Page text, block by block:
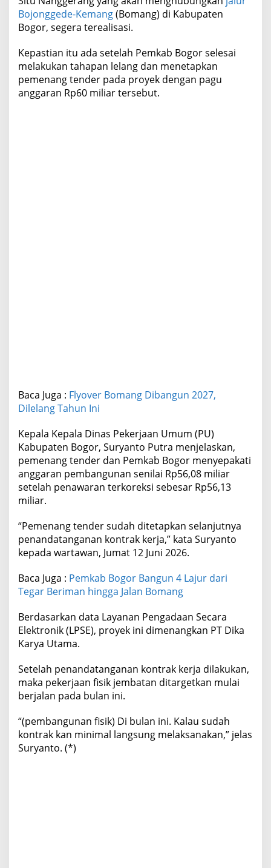
i
b
a
g
u
n
B
u
Bojonggede-Kemang(Bomang) di Kabupaten
Bogor, segera terealisasi.
Kepastian itu ada setelah Pemkab Bogor selesai
melakukan tahapan lelang dan menetapkan
pemenang tender pada proyek dengan pagu
anggaran Rp60 miliar tersebut.
Baca Juga : Flyover Bomang Dibangun 2027,
Dilelang Tahun Ini
Kepala Kepala Dinas Pekerjaan Umum (PU)
Kabupaten Bogor, Suryanto Putra menjelaskan,
pemenang tender dan Pemkab Bogor menyepakati
anggaran pembangunan senilai Rp56,08 miliar
setelah penawaran terkoreksi sebesar Rp56,13
miliar.
“Pemenang tender sudah ditetapkan selanjutnya
penandatanganan kontrak kerja,” kata Suryanto
kepada wartawan, Jumat 12 Juni 2026.
Baca Juga : Pemkab Bogor Bangun 4 Lajur dari
Tegar Beriman hingga Jalan Bomang
Berdasarkan data Layanan Pengadaan Secara
Elektronik (LPSE), proyek ini dimenangkan PT Dika
Karya Utama.
Setelah penandatanganan kontrak kerja dilakukan,
maka pekerjaan fisik jembatan ditargetkan mulai
berjalan pada bulan ini.
“(pembangunan fisik) Di bulan ini. Kalau sudah
kontrak kan minimal langsung melaksanakan,” jelas
Suryanto. (*)